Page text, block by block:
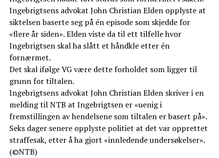
Ingebrigtsens advokat John Christian Elden opplyste at
siktelsen baserte seg på én episode som skjedde for
«flere år siden». Elden viste da til ett tilfelle hvor
Ingebrigtsen skal ha slått et håndkle etter én
fornærmet.
Det skal ifølge VG være dette forholdet som ligger til
grunn for tiltalen.
Ingebrigtsens advokat John Christian Elden skriver i en
melding til NTB at Ingebrigtsen er «uenig i
fremstillingen av hendelsene som tiltalen er basert på».
Seks dager senere opplyste politiet at det var opprettet
straffesak, etter å ha gjort «innledende undersøkelser».
(©NTB)